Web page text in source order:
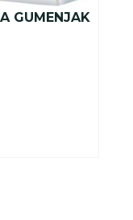
GUMENJAK